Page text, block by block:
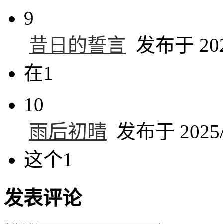
9
昔日的誓言 发布于
在1
10
雨后初晴 发布于
这个1
发表评论